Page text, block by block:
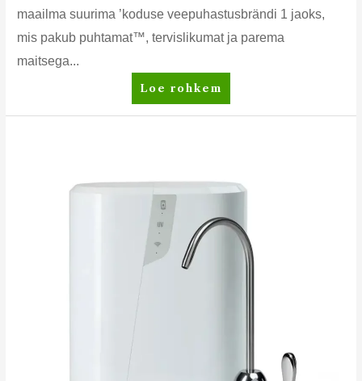
maailma suurima ’koduse veepuhastusbrändi 1 jaoks,
mis pakub puhtamat™, tervislikumat ja parema
maitsega...
eSpring™
Veepuhastussüsteem
Loe rohkem